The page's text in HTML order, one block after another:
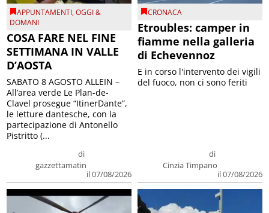
APPUNTAMENTI,OGGI &
DOMANI
COSA FARE NEL FINE
SETTIMANA IN VALLE
D’AOSTA
di
gazzettamatin
il 07/08/2026
SABATO 8 AGOSTO ALLEIN –
All’area verde Le Plan-de-
Clavel prosegue “ItinerDante”,
le letture dantesche, con la
partecipazione di Antonello
Pistritto (...
CRONACA
Etroubles: camper in
fiamme nella galleria
di Echevennoz
di
Cinzia Timpano
il 07/08/2026
E in corso l'intervento dei vigili
del fuoco, non ci sono feriti